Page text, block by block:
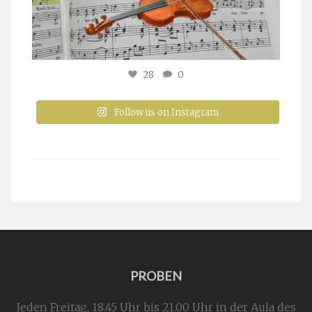
28 0
Follow us on Instagram
PROBEN
Jeden Freitag, 18.45 Uhr bis 21.00 Uhr in der Aula des